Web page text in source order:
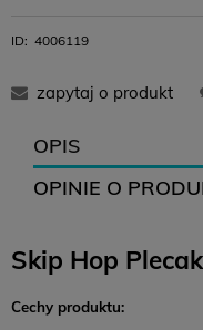
12,99
14,99 zł
Zwroty
W koszyku wystarczy
ID: 4006119
zapytaj o produkt
OPIS
OPINIE O
Skip Hop
Cechy produktu: